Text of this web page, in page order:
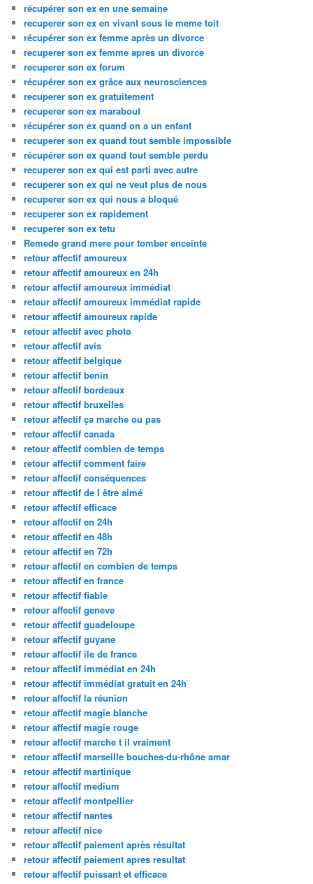
récupérer son ex en une semaine
recuperer son ex en vivant sous le meme toit
récupérer son ex femme après un divorce
recuperer son ex femme apres un divorce
recuperer son ex forum
récupérer son ex grâce aux neurosciences
recuperer son ex gratuitement
recuperer son ex marabout
récupérer son ex quand on a un enfant
recuperer son ex quand tout semble impossible
récupérer son ex quand tout semble perdu
recuperer son ex qui est parti avec autre
recuperer son ex qui ne veut plus de nous
recuperer son ex qui nous a bloqué
recuperer son ex rapidement
recuperer son ex tetu
Remede grand mere pour tomber enceinte
retour affectif amoureux
retour affectif amoureux en 24h
retour affectif amoureux immédiat
retour affectif amoureux immédiat rapide
retour affectif amoureux rapide
retour affectif avec photo
retour affectif avis
retour affectif belgique
retour affectif benin
retour affectif bordeaux
retour affectif bruxelles
retour affectif ça marche ou pas
retour affectif canada
retour affectif combien de temps
retour affectif comment faire
retour affectif conséquences
retour affectif de l être aimé
retour affectif efficace
retour affectif en 24h
retour affectif en 48h
retour affectif en 72h
retour affectif en combien de temps
retour affectif en france
retour affectif fiable
retour affectif geneve
retour affectif guadeloupe
retour affectif guyane
retour affectif ile de france
retour affectif immédiat en 24h
retour affectif immédiat gratuit en 24h
retour affectif la réunion
retour affectif magie blanche
retour affectif magie rouge
retour affectif marche t il vraiment
retour affectif marseille bouches-du-rhône amar
retour affectif martinique
retour affectif medium
retour affectif montpellier
retour affectif nantes
retour affectif nice
retour affectif paiement après résultat
retour affectif paiement apres resultat
retour affectif puissant et efficace